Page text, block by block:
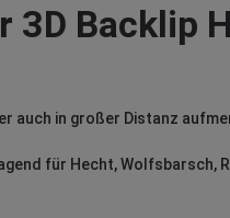
Backlip
auch in großer Distanz
für Hecht, Wolfsbarsch,